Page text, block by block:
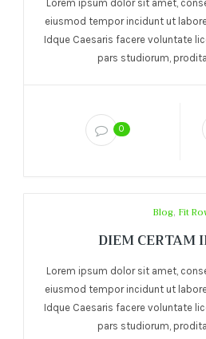
Lorem ipsum dolor sit amet,
eiusmod tempor incidunt ut
Idque Caesaris facere voluntate
pars studiorum,
0
Blog, Fit
DIEM CERTAM
Lorem ipsum dolor sit amet,
eiusmod tempor incidunt ut
Idque Caesaris facere voluntate
pars studiorum,